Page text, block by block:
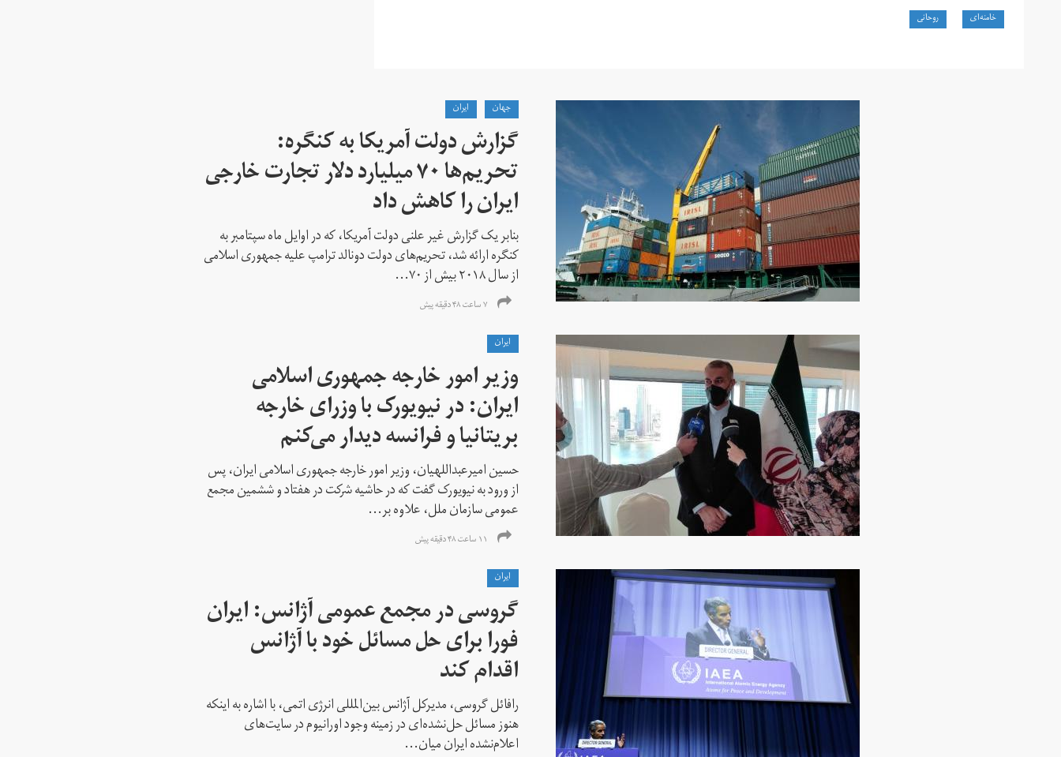
خامنه‌ای روحانی
جهان ايران
گزارش دولت آمریکا به کنگره:
تحریم‌ها ۷۰ میلیارد دلار تجارت خارجی
ایران را کاهش داد
بنابر یک گزارش غیر علنی دولت آمریکا، که در اوایل ماه سپتامبر به
کنگره ارائه شد، تحریم‌های دولت دونالد ترامپ علیه جمهوری اسلامی
از سال ۲۰۱۸ بیش از ۷۰...
۷ ساعت ۴۸ دقیقه پیش
ايران
وزیر امور خارجه جمهوری اسلامی
ایران: در نیویورک با وزرای خارجه
بریتانیا و فرانسه دیدار می‌کنم
حسین امیرعبداللهیان، وزیر امور خارجه جمهوری اسلامی ایران، پس
از ورود به نیویورک گفت که در حاشیه شرکت در هفتاد و ششمین مجمع
عمومی سازمان ملل، علاوه بر...
۱۱ ساعت ۴۸ دقیقه پیش
ايران
گروسی در مجمع عمومی آژانس: ایران
فورا برای حل مسائل خود با آژانس
اقدام کند
رافائل گروسی، مدیرکل آژانس بین‌المللی انرژی اتمی، با اشاره به اینکه
هنوز مسائل حل‌نشده‌ای در زمینه وجود اورانیوم در سایت‌های
اعلام‌نشده ایران میان...